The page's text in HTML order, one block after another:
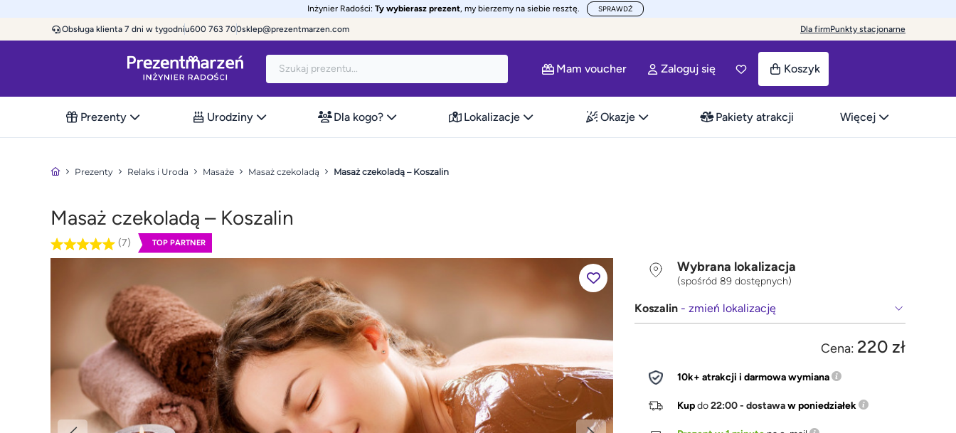
Inżynier Radości: Ty wybierasz prezent, my bierzemy na siebie resztę. SPRAWDŹ
Obsługa klienta 7 dni w tygodniu600 763 700sklep@prezentmarzen.com Dla firmPunkty stacjonarne
Mam voucher Zaloguj się Koszyk
Prezenty Urodziny Dla kogo? Lokalizacje Okazje Pakiety atrakcji Więcej
Prezenty Relaks i Uroda Masaże Masaż czekoladą Masaż czekoladą – Koszalin
Masaż czekoladą – Koszalin
(7) TOP PARTNER
Wybrana lokalizacja
(spośród 89 dostępnych)
Koszalin - zmień lokalizację
Cena: 220 zł
10k+ atrakcji i darmowa wymiana
Kupdo22:00 - dostawaw poniedziałek